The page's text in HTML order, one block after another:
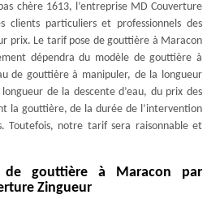
chère 1613, l’entreprise MD Couverture
clients particuliers et professionnels des
prix. Le tarif pose de gouttière à Maracon
dépendra du modèle de gouttière à
de gouttière à manipuler, de la longueur
de la descente d’eau, du prix des
la gouttière, de la durée de l’intervention
Toutefois, notre tarif sera raisonnable et
de gouttière à Maracon par
Zingueur